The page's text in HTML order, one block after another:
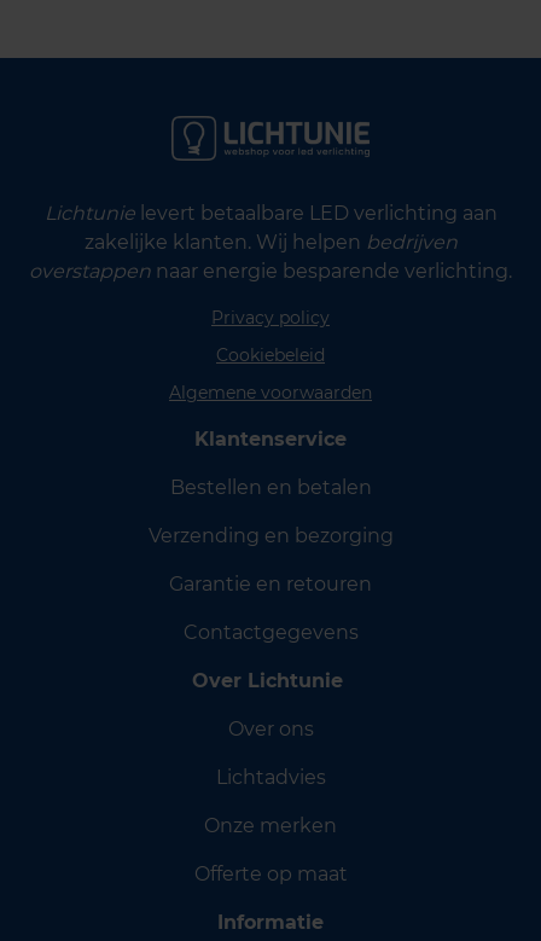
Lichtunielevert betaalbare LED verlichting aan
zakelijke klanten. Wij helpen bedrijven
overstappen naar energie besparende verlichting.
Privacy policy
Cookiebeleid
Algemene voorwaarden
Klantenservice
Bestellen en betalen
Verzending en bezorging
Garantie en retouren
Contactgegevens
Over Lichtunie
Over ons
Lichtadvies
Onze merken
Offerte op maat
Informatie